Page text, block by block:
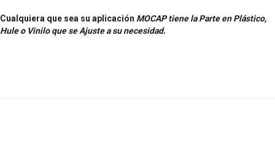
Cualquiera que sea su aplicación MOCAP tiene la Parte en Plástico,
Hule o Vinilo que se Ajuste a su necesidad.